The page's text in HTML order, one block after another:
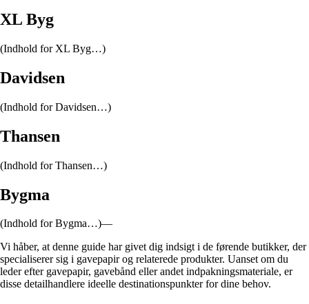
XL Byg
(Indhold for XL Byg…)
Davidsen
(Indhold for Davidsen…)
Thansen
(Indhold for Thansen…)
Bygma
(Indhold for Bygma…)—
Vi håber, at denne guide har givet dig indsigt i de førende butikker, der
specialiserer sig i gavepapir og relaterede produkter. Uanset om du
leder efter gavepapir, gavebånd eller andet indpakningsmateriale, er
disse detailhandlere ideelle destinationspunkter for dine behov.